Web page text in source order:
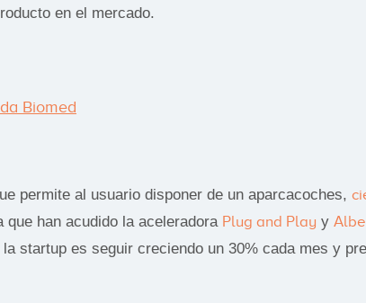
en el mercado.
Biomed
permite al usuario disponer de un aparcacoches,
que han acudido la aceleradora Plug and Play y
startup es seguir creciendo un 30% cada mes y